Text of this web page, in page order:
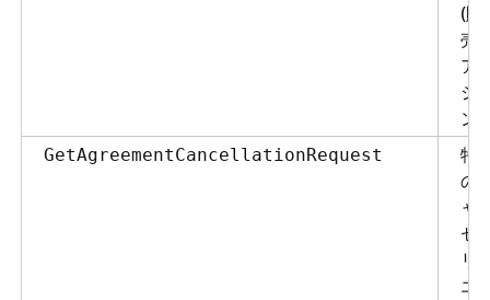
(販
売
ア
シ
ン)
GetAgreementCancellationRequest
特
の
ャ
セ
リ
エ